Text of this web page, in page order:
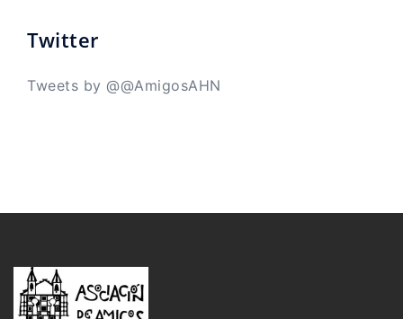
Twitter
Tweets by @@AmigosAHN